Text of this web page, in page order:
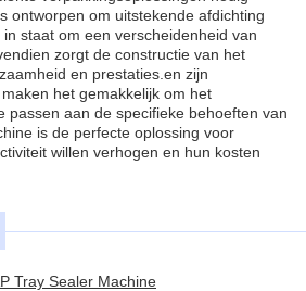
ontworpen om uitstekende afdichting
staat om een verscheidenheid van
zorgt de constructie van het
en prestaties.en zijn
het gemakkelijk om het
passen aan de specifieke behoeften van
is de perfecte oplossing voor
willen verhogen en hun kosten
Tray Sealer Machine